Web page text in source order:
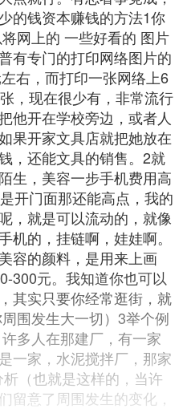
的钱资本赚钱的方法1你
网上的 一些好看的 图片
有专门的打印网络图片的
右，而打印一张网络上6
，现在很少有，非常流行
他开在学校旁边，或者人
果开家文具店就把她放在
，还能文具的销售。2就
生，美容一步手机费用高
开门面那还能高点，我的
，就是可以流动的，就像
机的，挂链啊，娃娃啊。
容的颜料，是用来上画
300元。我知道你也可以
其实只要你经常逛街，就
围发生大一切）3举个例
多人在那建厂，有一家
一家，水泥搅拌厂，那家
（也就是这样的，当许
留意了周围发生的变化，